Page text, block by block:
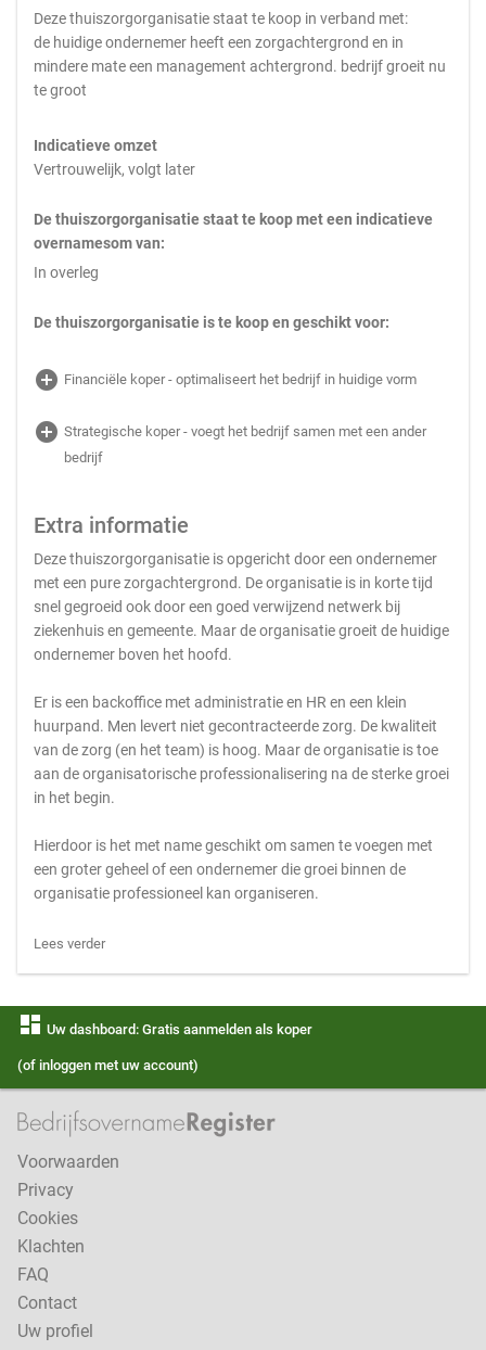
Deze thuiszorgorganisatie staat te koop in verband met:
de huidige ondernemer heeft een zorgachtergrond en in
mindere mate een management achtergrond. bedrijf groeit nu
te groot
Indicatieve omzet
Vertrouwelijk, volgt later
De thuiszorgorganisatie staat te koop met een indicatieve
overnamesom van:
In overleg
De thuiszorgorganisatie is te koop en geschikt voor:
add_circle Financiële koper - optimaliseert het bedrijf in huidige vorm
add_circle Strategische koper - voegt het bedrijf samen met een ander
bedrijf
Extra informatie
Deze thuiszorgorganisatie is opgericht door een ondernemer
met een pure zorgachtergrond. De organisatie is in korte tijd
snel gegroeid ook door een goed verwijzend netwerk bij
ziekenhuis en gemeente. Maar de organisatie groeit de huidige
ondernemer boven het hoofd.
Er is een backoffice met administratie en HR en een klein
huurpand. Men levert niet gecontracteerde zorg. De kwaliteit
van de zorg (en het team) is hoog. Maar de organisatie is toe
aan de organisatorische professionalisering na de sterke groei
in het begin.
Hierdoor is het met name geschikt om samen te voegen met
een groter geheel of een ondernemer die groei binnen de
organisatie professioneel kan organiseren.
Lees verder
dashboard Uw dashboard: Gratis aanmelden als koper
(of inloggen met uw account)
Voorwaarden
Privacy
Cookies
Klachten
FAQ
Contact
Uw profiel